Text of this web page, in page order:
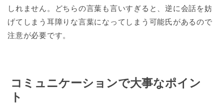
しれません。どちらの言葉も言いすぎると、逆に会話を妨
げてしまう耳障りな言葉になってしまう可能氏があるので
注意が必要です。
コミュニケーションで大事なポイン
ト